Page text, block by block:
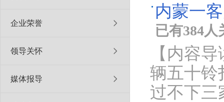
企业荣誉
领导关怀
媒体报导
内蒙一
已有384
【内容
辆五十
过不下三